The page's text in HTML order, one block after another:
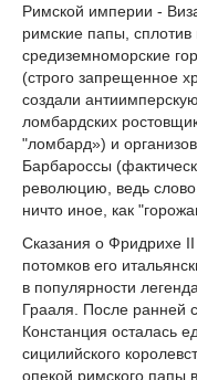
Римской империи -
римские папы, сплотив
средиземноморские
(строго запрещенное
создали
ломбардских
"ломбард») и
Барбароссы
революцию, ведь
ничто иное, как
Сказания о Фридрихе
потомков его
в популярности
Грааля. После ранней
Констанция осталась
сицилийского
опекой римского папы